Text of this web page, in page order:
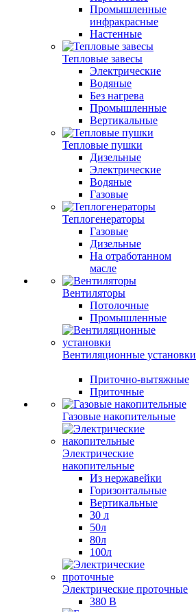
Промышленные
инфракрасные
Настенные
Тепловые завесы
Электрические
Водяные
Без нагрева
Промышленные
Вертикальные
Тепловые пушки
Дизельные
Электрические
Водяные
Газовые
Теплогенераторы
Газовые
Дизельные
На отработанном
масле
Вентиляторы
Потолочные
Промышленные
Вентиляционные установки
Приточно-вытяжные
Приточные
Газовые накопительные
Электрические
накопительные
Из нержавейки
Горизонтальные
Вертикальные
30 л
50л
80л
100л
Электрические проточные
380 В